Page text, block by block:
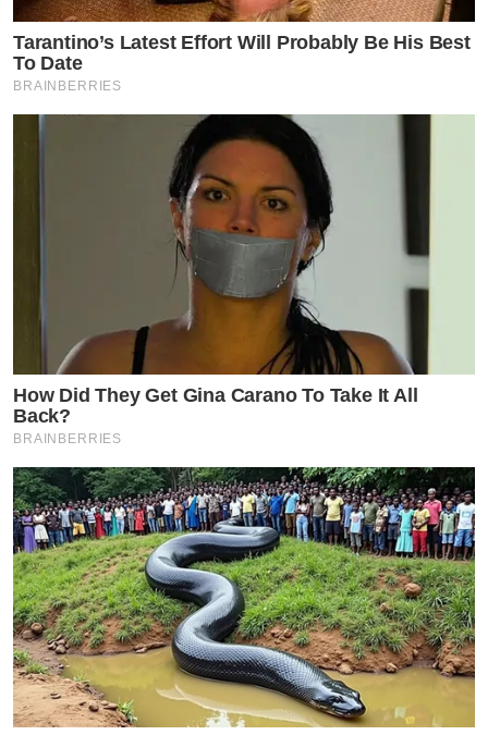
Tarantino’s Latest Effort Will Probably Be His Best
To Date
BRAINBERRIES
How Did They Get Gina Carano To Take It All
Back?
BRAINBERRIES